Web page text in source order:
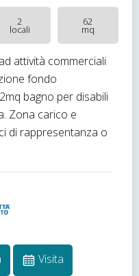
2
locali
62
mq
attività commerciali
fondo
bagno per disabili
Zona carico e
di rappresentanza o
Visita